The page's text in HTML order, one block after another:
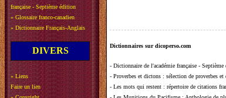
française - Septième édition
» Glossaire franco-canadien
» Dictionnaire Français-Anglais
DIVERS
» Liens
Faire un lien
Dictionnaires sur dicoperso.com
- Dictionnaire de l'académie française -
- Proverbes et dictons : sélection de proverbes et
- Les mots qui restent : répertoire de citations